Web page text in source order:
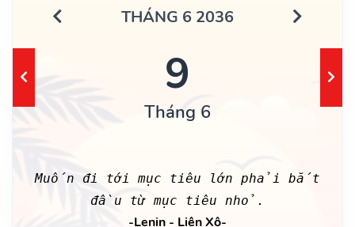
THÁNG 6 2036
9
Tháng 6
Muốn đi tới mục tiêu lớn phải bắt
đầu từ mục tiêu nhỏ.
-Lenin - Liên Xô-